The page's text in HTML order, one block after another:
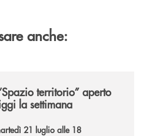
anche:
territorio” aperto
la settimana
21 luglio alle 18